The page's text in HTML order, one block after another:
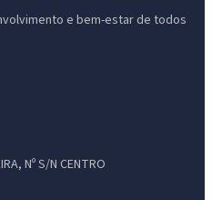
e bem-estar de todos
Nº S/N CENTRO